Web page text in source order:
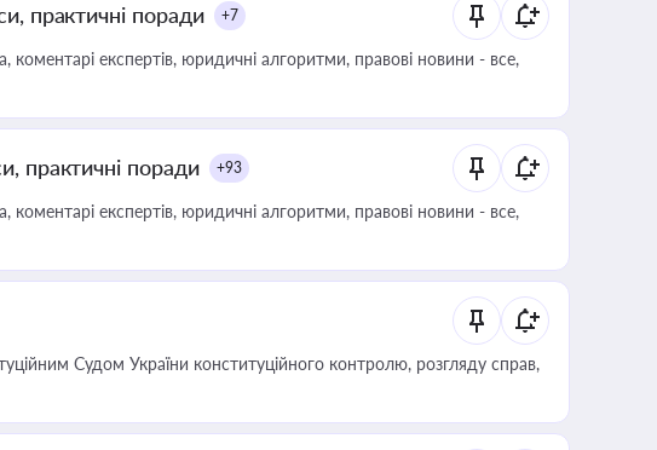
практичні поради +7
експертів, юридичні алгоритми, правові новини - все,
практичні поради +93
експертів, юридичні алгоритми, правові новини - все,
Судом України конституційного контролю, розгляду справ,